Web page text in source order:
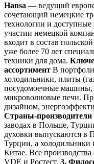
Hansa — ведущий
сочетающий немецкие
технологии и
участии немецкой
входит в состав
уже более 70 лет
техники для дома.
ассортимент В
холодильники, плиты
посудомоечные машины,
микроволновые печи.
дизайном,
Страны-производители
заводах в Польше,
духовки выпускаются
Турции, а
Китае. Все производства
VDE и Ростест. 3.